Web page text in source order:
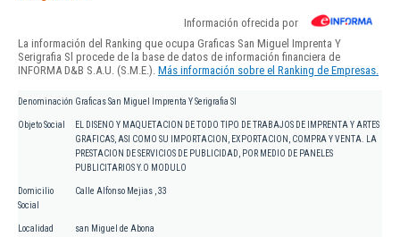
Información ofrecida por
La información del Ranking que ocupa Graficas San Miguel Imprenta Y
Serigrafia Sl procede de la base de datos de información financiera de
INFORMA D&B S.A.U. (S.M.E.). Más información sobre el Ranking de Empresas.
Denominación Graficas San Miguel Imprenta Y Serigrafia Sl
Objeto Social
EL DISENO Y MAQUETACION DE TODO TIPO DE TRABAJOS DE IMPRENTA Y ARTES
GRAFICAS, ASI COMO SU IMPORTACION, EXPORTACION, COMPRA Y VENTA. LA
PRESTACION DE SERVICIOS DE PUBLICIDAD, POR MEDIO DE PANELES
PUBLICITARIOS Y.O MODULO
Domicilio
Social
Calle Alfonso Mejias , 33
Localidad san Miguel de Abona